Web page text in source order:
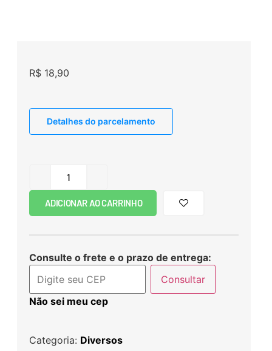
R$18,90
Detalhes do parcelamento
ADICIONAR AO CARRINHO
Consulte o frete e o prazo de entrega:
Consultar
Não sei meu cep
Categoria: Diversos